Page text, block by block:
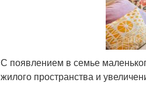
С появлением в семье
жилого пространства и